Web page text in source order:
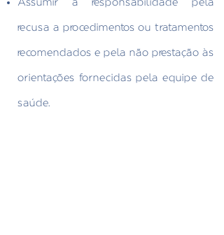
Assumir a responsabilidade pela
recusa a procedimentos ou tratamentos
recomendados e pela não prestação às
orientações fornecidas pela equipe de
saúde.